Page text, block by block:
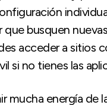
que busquen
acceder a sitios
si no tienes las
energía de